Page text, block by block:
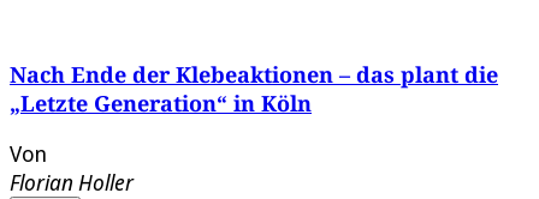
Nach Ende der Klebeaktionen – das plant die
„Letzte Generation“ in Köln
Von
Florian Holler